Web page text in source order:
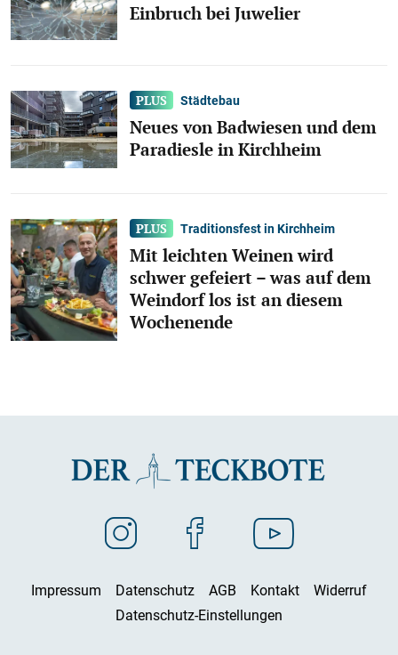
Einbruch bei Juwelier
Städtebau
Neues von Badwiesen und dem
Paradiesle in Kirchheim
Traditionsfest in Kirchheim
Mit leichten Weinen wird
schwer gefeiert – was auf dem
Weindorf los ist an diesem
Wochenende
Impressum Datenschutz AGB Kontakt
Widerruf
Datenschutz-Einstellungen